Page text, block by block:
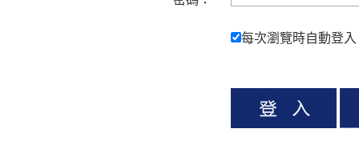
每次瀏覽時自動登入